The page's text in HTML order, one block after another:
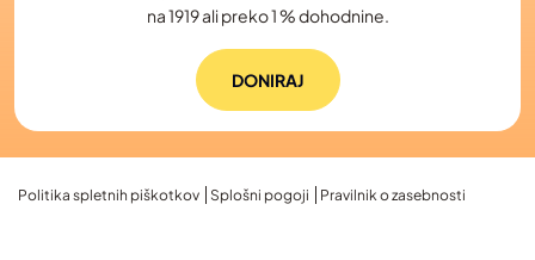
na 1919 ali preko 1 % dohodnine.
DONIRAJ
Politika spletnih piškotkov Splošni pogoji
Pravilnik o zasebnosti